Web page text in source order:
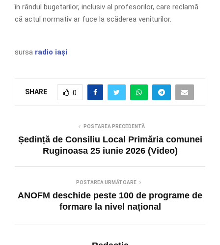
în rândul bugetarilor, inclusiv al profesorilor, care reclamă
că actul normativ ar fuce la scăderea veniturilor.
sursa radio iași
SHARE 0
POSTAREA PRECEDENTĂ
Ședință de Consiliu Local Primăria comunei
Ruginoasa 25 iunie 2026 (Video)
POSTAREA URMĂTOARE
ANOFM deschide peste 100 de programe de
formare la nivel național